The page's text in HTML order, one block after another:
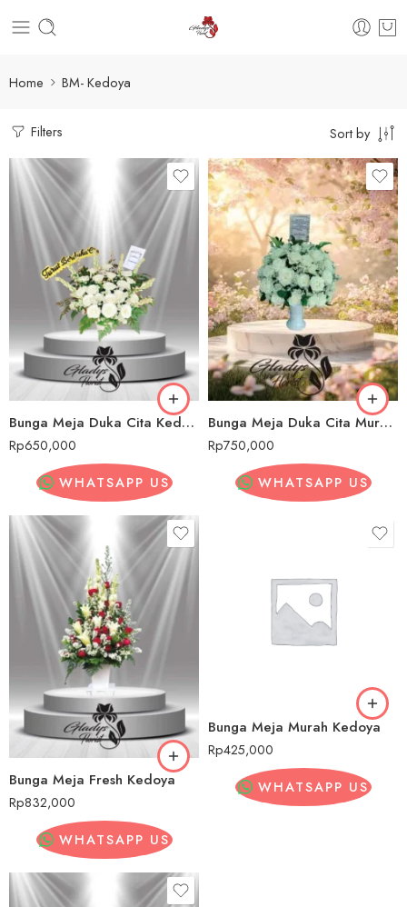
Home BM- Kedoya
Filters Sort by
Bunga Meja Duka Cita Kedoya
Rp650,000
WHATSAPP US
Bunga Meja Duka Cita Murah Kedoya
Rp750,000
WHATSAPP US
Bunga Meja Fresh Kedoya
Rp832,000
WHATSAPP US
Bunga Meja Murah Kedoya
Rp425,000
WHATSAPP US